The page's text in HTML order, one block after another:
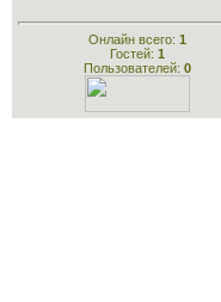
Онлайн всего: 1
Гостей: 1
Пользователей: 0